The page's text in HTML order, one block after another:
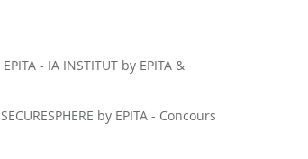
EPITA - IA INSTITUT by EPITA &
SECURESPHERE by EPITA- Concours